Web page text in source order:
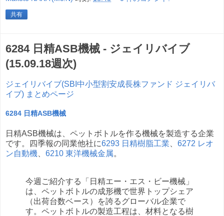
共有
6284 日精ASB機械 - ジェイリバイブ
(15.09.18週次)
ジェイリバイブ(SBI中小型割安成長株ファンド ジェイリバ
イブ) まとめページ
6284 日精ASB機械
日精ASB機械は、ペットボトルを作る機械を製造する企業
です。四季報の同業他社に6293 日精樹脂工業
6272 レオ
ン自動機
6210 東洋機械金属。
今週ご紹介する「日精エー・エス・ビー機械」
は、ペットボトルの成形機で世界トップシェア
（出荷台数ベース）を誇るグローバル企業で
す。ペットボトルの製造工程は、材料となる樹